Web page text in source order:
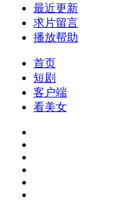
最近更新
求片留言
播放帮助
首页
短剧
客户端
看美女